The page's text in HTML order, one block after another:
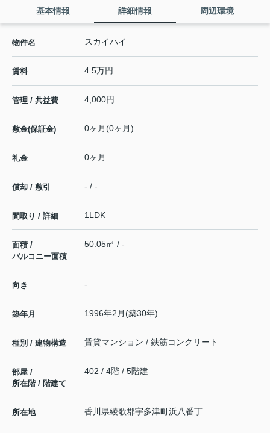
基本情報 詳細情報 周辺環境
物件名 スカイハイ
賃料 4.5万円
管理 / 共益費 4,000円
敷金(保証金) 0ヶ月(0ヶ月)
礼金 0ヶ月
償却 / 敷引 - / -
間取り / 詳細 1LDK
面積 /
バルコニー面積
50.05㎡ / -
向き -
築年月 1996年2月(築30年)
種別 / 建物構造 賃貸マンション / 鉄筋コンクリート
部屋 /
所在階 / 階建て
402 / 4階 / 5階建
所在地 香川県綾歌郡宇多津町浜八番丁